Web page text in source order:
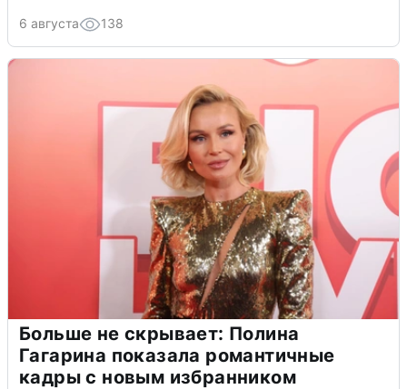
6 августа 138
Больше не скрывает: Полина
Гагарина показала романтичные
кадры с новым избранником